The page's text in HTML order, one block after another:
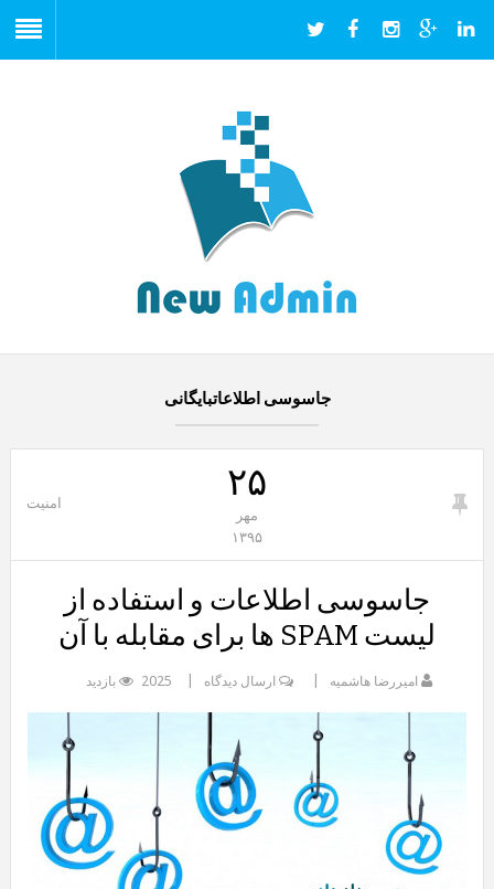
جاسوسی اطلاعاتبایگانی
۲۵
مهر
۱۳۹۵
امنیت
جاسوسی اطلاعات و استفاده از
لیست SPAM ها برای مقابله با آن
امیررضا هاشمیه ارسال دیدگاه 2025 بازدید